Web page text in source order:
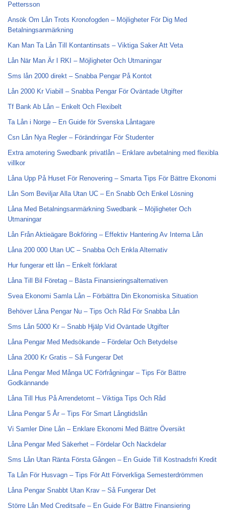
Pettersson
Ansök Om Lån Trots Kronofogden – Möjligheter För Dig Med
Betalningsanmärkning
Kan Man Ta Lån Till Kontantinsats – Viktiga Saker Att Veta
Lån När Man Är I RKI – Möjligheter Och Utmaningar
Sms lån 2000 direkt – Snabba Pengar På Kontot
Lån 2000 Kr Viabill – Snabba Pengar För Oväntade Utgifter
Tf Bank Ab Lån – Enkelt Och Flexibelt
Ta Lån i Norge – En Guide för Svenska Låntagare
Csn Lån Nya Regler – Förändringar För Studenter
Extra amotering Swedbank privatlån – Enklare avbetalning med flexibla
villkor
Låna Upp På Huset För Renovering – Smarta Tips För Bättre Ekonomi
Lån Som Beviljar Alla Utan UC – En Snabb Och Enkel Lösning
Låna Med Betalningsanmärkning Swedbank – Möjligheter Och
Utmaningar
Lån Från Aktieägare Bokföring – Effektiv Hantering Av Interna Lån
Låna 200 000 Utan UC – Snabba Och Enkla Alternativ
Hur fungerar ett lån – Enkelt förklarat
Låna Till Bil Företag – Bästa Finansieringsalternativen
Svea Ekonomi Samla Lån – Förbättra Din Ekonomiska Situation
Behöver Låna Pengar Nu – Tips Och Råd För Snabba Lån
Sms Lån 5000 Kr – Snabb Hjälp Vid Oväntade Utgifter
Låna Pengar Med Medsökande – Fördelar Och Betydelse
Låna 2000 Kr Gratis – Så Fungerar Det
Låna Pengar Med Många UC Förfrågningar – Tips För Bättre
Godkännande
Låna Till Hus På Arrendetomt – Viktiga Tips Och Råd
Låna Pengar 5 År – Tips För Smart Långtidslån
Vi Samler Dine Lån – Enklare Ekonomi Med Bättre Översikt
Låna Pengar Med Säkerhet – Fördelar Och Nackdelar
Sms Lån Utan Ränta Första Gången – En Guide Till Kostnadsfri Kredit
Ta Lån För Husvagn – Tips För Att Förverkliga Semesterdrömmen
Låna Pengar Snabbt Utan Krav – Så Fungerar Det
Större Lån Med Creditsafe – En Guide För Bättre Finansiering